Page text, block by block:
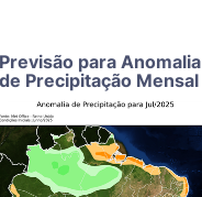
Previsão para Anomalia
de Precipitação Mensal